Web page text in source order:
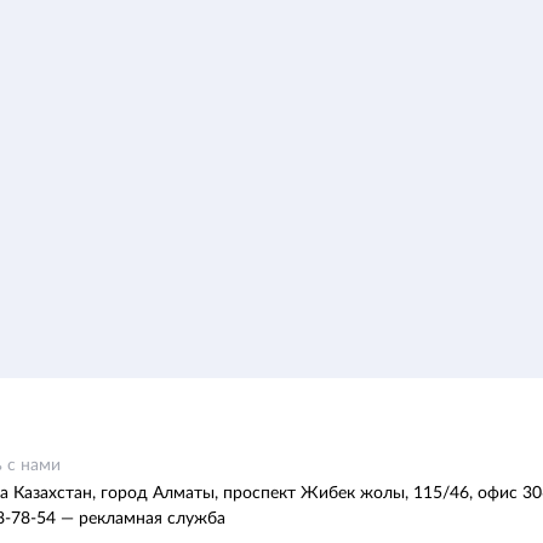
с нами
Казахстан, город Алматы, проспект Жибек жолы, 115/46, офис
78-54 — рекламная служба